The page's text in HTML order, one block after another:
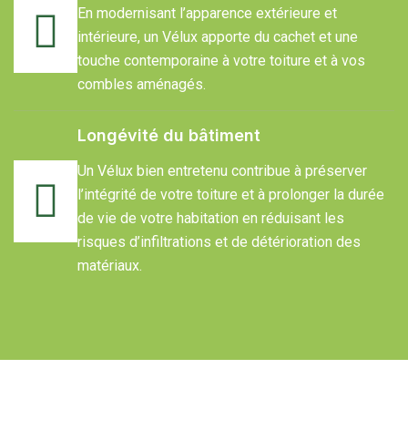
En modernisant l’apparence extérieure et
intérieure, un Vélux apporte du cachet et une
touche contemporaine à votre toiture et à vos
combles aménagés.
Longévité du bâtiment
Un Vélux bien entretenu contribue à préserver
l’intégrité de votre toiture et à prolonger la durée
de vie de votre habitation en réduisant les
risques d’infiltrations et de détérioration des
matériaux.